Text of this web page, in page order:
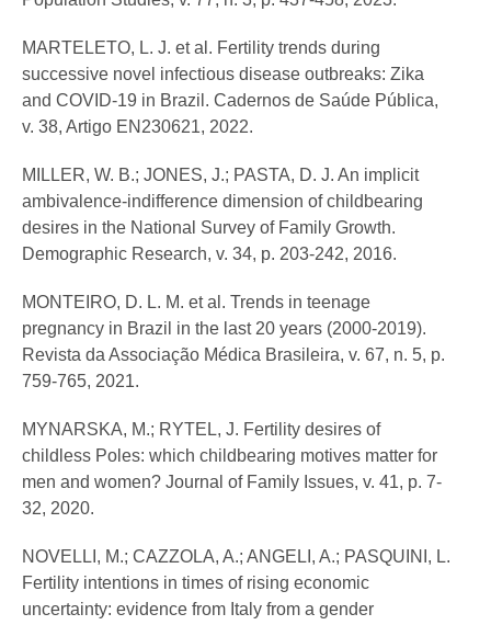
MARTELETO, L. J. et al. Fertility trends during
successive novel infectious disease outbreaks: Zika
and COVID-19 in Brazil. Cadernos de Saúde Pública,
v. 38, Artigo EN230621, 2022.
MILLER, W. B.; JONES, J.; PASTA, D. J. An implicit
ambivalence-indifference dimension of childbearing
desires in the National Survey of Family Growth.
Demographic Research, v. 34, p. 203-242, 2016.
MONTEIRO, D. L. M. et al. Trends in teenage
pregnancy in Brazil in the last 20 years (2000-2019).
Revista da Associação Médica Brasileira, v. 67, n. 5, p.
759-765, 2021.
MYNARSKA, M.; RYTEL, J. Fertility desires of
childless Poles: which childbearing motives matter for
men and women? Journal of Family Issues, v. 41, p. 7-
32, 2020.
NOVELLI, M.; CAZZOLA, A.; ANGELI, A.; PASQUINI, L.
Fertility intentions in times of rising economic
uncertainty: evidence from Italy from a gender